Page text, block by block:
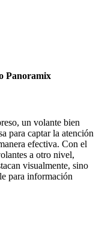
Panoramix
un volante bien
para captar la atención
efectiva. Con el
a otro nivel,
visualmente, sino
para información